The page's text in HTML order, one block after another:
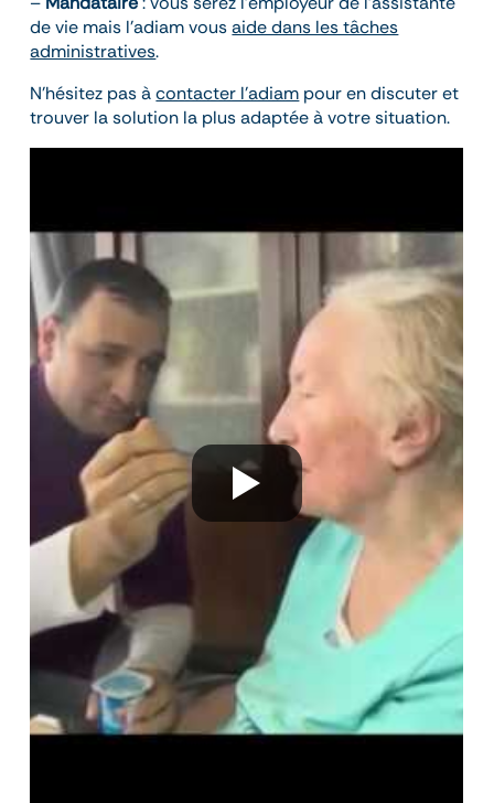
de vie mais l’adiam vousaide dans les tâches
administratives.
N’hésitez pas àcontacter l’adiam pour en discuter et
trouver la solution la plus adaptée à votre situation.